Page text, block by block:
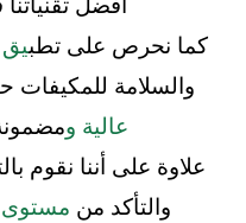
كما نحرص على تطبيق
والسلامة
عالية ومضمونة
علاوة على أننا
والتأكد من مستوى